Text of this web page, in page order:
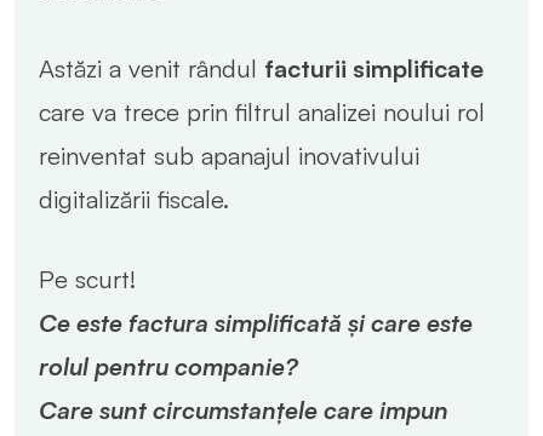
Astăzi a venit rândul facturii simplificate
care va trece prin filtrul analizei noului rol
reinventat sub apanajul inovativului
digitalizării fiscale.
Pe scurt!
Ce este factura simplificată și care este
rolul pentru companie?
Care sunt circumstanțele care impun